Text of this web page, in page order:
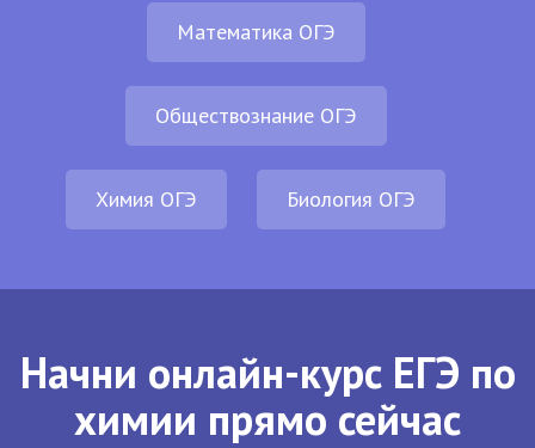
Математика ОГЭ
Обществознание ОГЭ
Химия ОГЭ Биология ОГЭ
Начни онлайн-курс ЕГЭ по
химии прямо сейчас